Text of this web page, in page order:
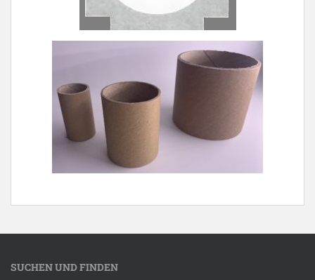
SUCHEN UND FINDEN